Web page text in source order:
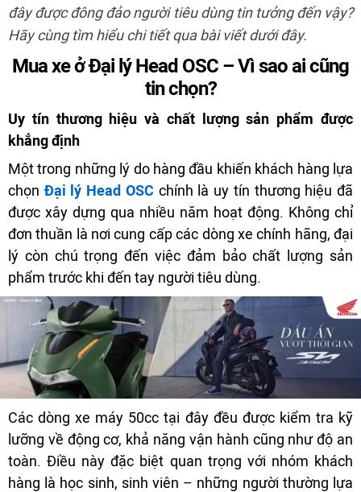
đây được đông đảo người tiêu dùng tin tưởng đến vậy?
Hãy cùng tìm hiểu chi tiết qua bài viết dưới đây.
Mua xe ở Đại lý Head OSC – Vì sao ai cũng
tin chọn?
Uy tín thương hiệu và chất lượng sản phẩm được
khẳng định
Một trong những lý do hàng đầu khiến khách hàng lựa
chọnĐại lý Head OSC chính là uy tín thương hiệu đã
được xây dựng qua nhiều năm hoạt động. Không chỉ
đơn thuần là nơi cung cấp các dòng xe chính hãng, đại
lý còn chú trọng đến việc đảm bảo chất lượng sản
phẩm trước khi đến tay người tiêu dùng.
Các dòng xe máy 50cc tại đây đều được kiểm tra kỹ
lưỡng về động cơ, khả năng vận hành cũng như độ an
toàn. Điều này đặc biệt quan trọng với nhóm khách
hàng là học sinh, sinh viên – những người thường lựa